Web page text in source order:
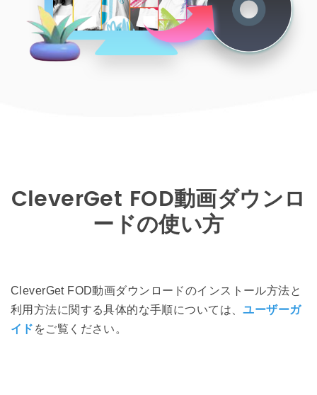
CleverGet FOD動画ダウンロ
ードの使い方
CleverGet FOD動画ダウンロードのインストール方法と
利用方法に関する具体的な手順については、ユーザーガ
イド をご覧ください。